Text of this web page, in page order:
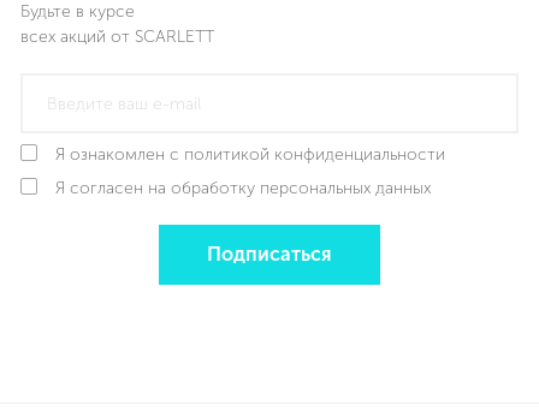
Будьте в курсе
всех акций от SCARLETT
Я ознакомлен с политикой конфиденциальности
Я согласен на обработку персональных данных
Подписаться